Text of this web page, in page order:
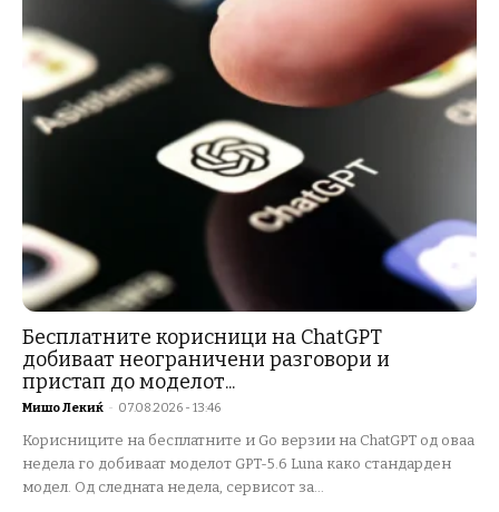
Бесплатните корисници на ChatGPT
добиваат неограничени разговори и
пристап до моделот...
Мишо Лекиќ - 07.08.2026 - 13:46
Корисниците на бесплатните и Go верзии на ChatGPT од оваа
недела го добиваат моделот GPT-5.6 Luna како стандарден
модел. Од следната недела, сервисот за...